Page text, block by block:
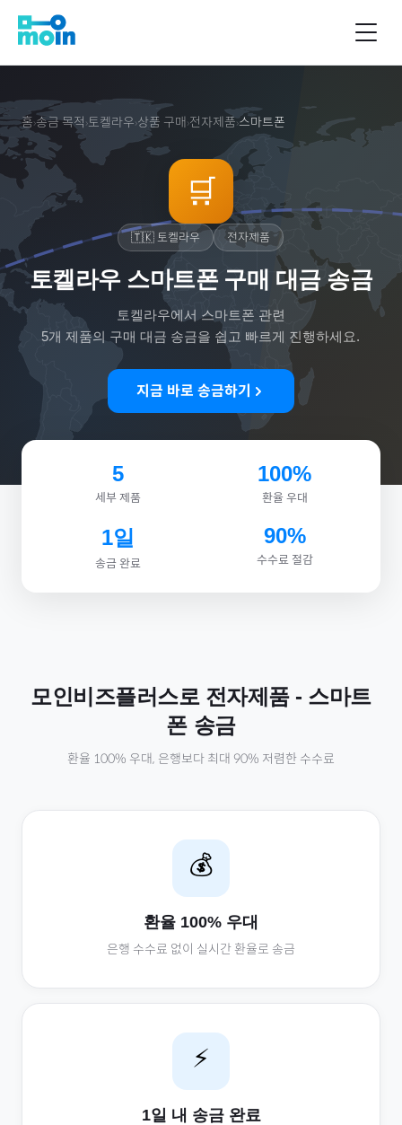
홈›송금 목적 ›토켈라우›상품 구매 ›전자제품›스마트폰
🛒
🇹🇰 토켈라우 전자제품
토켈라우 스마트폰 구매 대금 송금
토켈라우에서 스마트폰 관련
5개 제품의 구매 대금 송금을 쉽고 빠르게 진행하세요.
지금 바로 송금하기
5
세부 제품
100%
환율 우대
1일
송금 완료
90%
수수료 절감
모인비즈플러스로 전자제품- 스마트
폰송금
환율 100% 우대, 은행보다 최대 90% 저렴한 수수료
💰
환율 100% 우대
은행 수수료 없이 실시간 환율로 송금
⚡
1일 내 송금 완료